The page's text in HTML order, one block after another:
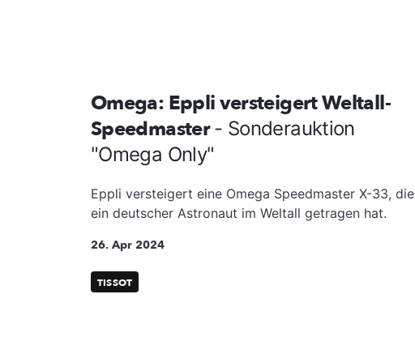
Omega: Eppli versteigert Weltall-
Speedmaster- Sonderauktion
"Omega Only"
Eppli versteigert eine Omega Speedmaster X-33, die
ein deutscher Astronaut im Weltall getragen hat.
26. Apr 2024
TISSOT